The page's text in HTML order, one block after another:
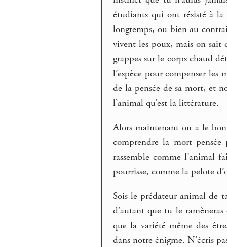
étudiants qui ont résisté à
longtemps, ou bien au
vivent les poux, mais on sait
grappes sur le corps chaud
l’espèce pour compenser
de la pensée de sa mort, et
l’animal qu’est la littérature.
Alors maintenant on a le
comprendre la mort pensée
rassemble comme l’animal
pourrisse, comme la pelote
Sois le prédateur animal de
d’autant que tu le
que la variété même des
dans notre énigme. N’écris